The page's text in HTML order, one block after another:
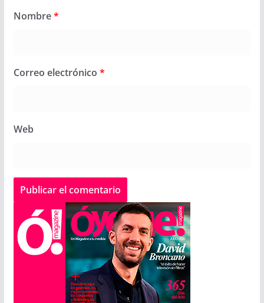
Nombre*
Correo electrónico *
Web